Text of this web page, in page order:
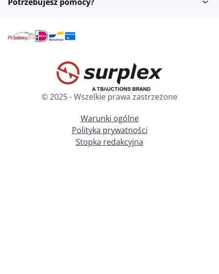
© 2025 - Wszelkie prawa zastrzeżone
Warunki ogólne
Polityka prywatności
Stopka redakcyjna